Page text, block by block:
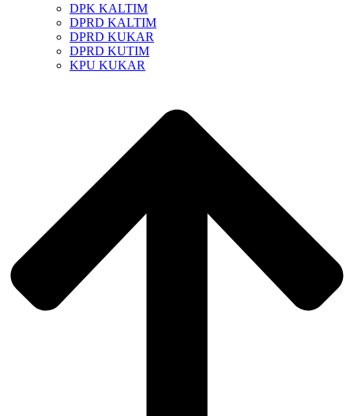
DPK KALTIM
DPRD KALTIM
DPRD KUKAR
DPRD KUTIM
KPU KUKAR